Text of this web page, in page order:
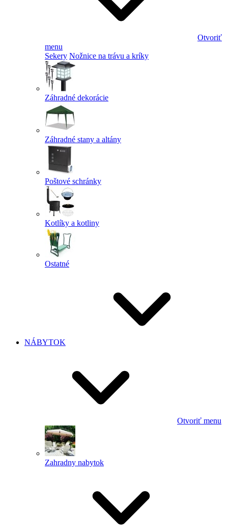
Otvoriť
menu
Sekery Nožnice na trávu a kríky
Záhradné dekorácie
Záhradné stany a altány
Poštové schránky
Kotlíky a kotliny
Ostatné
NÁBYTOK
Otvoriť menu
Zahradny nabytok